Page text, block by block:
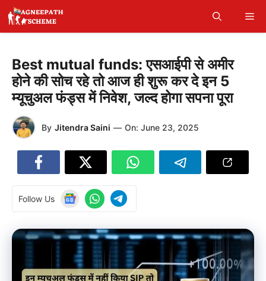
Skip
content
Best mutual funds: एसआईपी से अमीर
होने की सोच रहे तो आज ही शुरू कर दे इन 5
म्यूचुअल फंड्स में निवेश, जल्द होगा सपना पूरा
By Jitendra Saini — On: June 23, 2025
Follow Us